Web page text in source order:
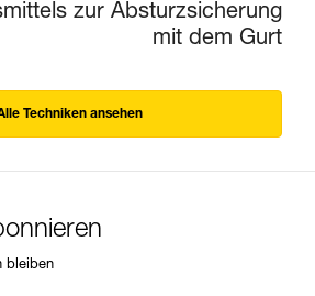
zur Absturzsicherung
mit dem Gurt
Techniken ansehen
bleiben